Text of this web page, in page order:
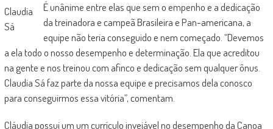
Claudia
Sá
É unânime entre elas que sem o empenho e a dedicação
da treinadora e campeã Brasileira e Pan-americana, a
equipe não teria conseguido e nem começado. “Devemos
a ela todo o nosso desempenho e determinação. Ela que acreditou
na gente e nos treinou com afinco e dedicação sem qualquer ônus.
Claudia Sá faz parte da nossa equipe e precisamos dela conosco
para conseguirmos essa vitória”, comentam.
Cláudia possui um um currículo invejável no desempenho da Canoa